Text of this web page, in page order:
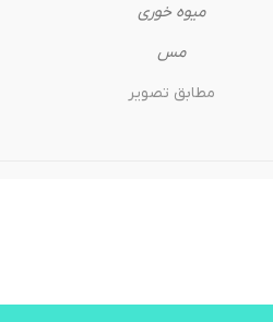
میوه خوری
مس
مطابق تصویر